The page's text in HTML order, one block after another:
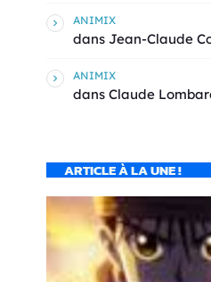
ANIMIX
dans Jean-Claude
ANIMIX
dans Claude
ARTICLE À LA UNE !